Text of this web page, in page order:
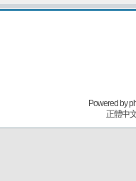
Powered by
正體中